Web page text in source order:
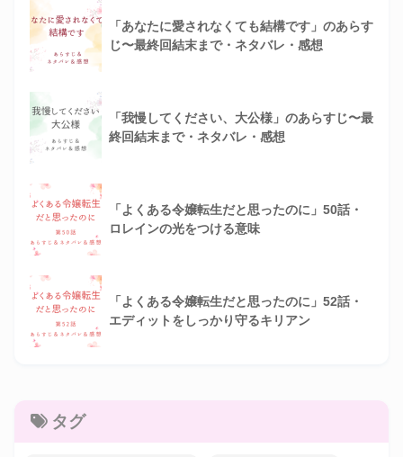
「あなたに愛されなくても結構です」のあらす
じ〜最終回結末まで・ネタバレ・感想
「我慢してください、大公様」のあらすじ〜最
終回結末まで・ネタバレ・感想
「よくある令嬢転生だと思ったのに」50話・
ロレインの光をつける意味
「よくある令嬢転生だと思ったのに」52話・
エディットをしっかり守るキリアン
タグ